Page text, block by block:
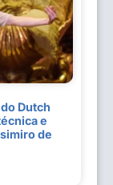
Dutch
e
de